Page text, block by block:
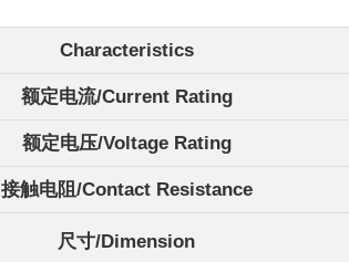
Characteristics
额定电流/Current Rating
额定电压/Voltage Rating
接触电阻/Contact Resistance
尺寸/Dimension